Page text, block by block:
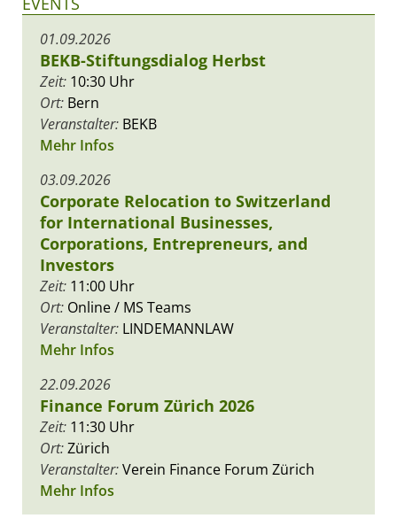
01.09.2026
BEKB-Stiftungsdialog Herbst
Zeit: 10:30 Uhr
Ort: Bern
Veranstalter: BEKB
Mehr Infos
03.09.2026
Corporate Relocation to Switzerland
for International Businesses,
Corporations, Entrepreneurs, and
Investors
Zeit: 11:00 Uhr
Ort: Online / MS Teams
Veranstalter: LINDEMANNLAW
Mehr Infos
22.09.2026
Finance Forum Zürich 2026
Zeit: 11:30 Uhr
Ort:Zürich
Veranstalter:Verein Finance Forum Zürich
Mehr Infos